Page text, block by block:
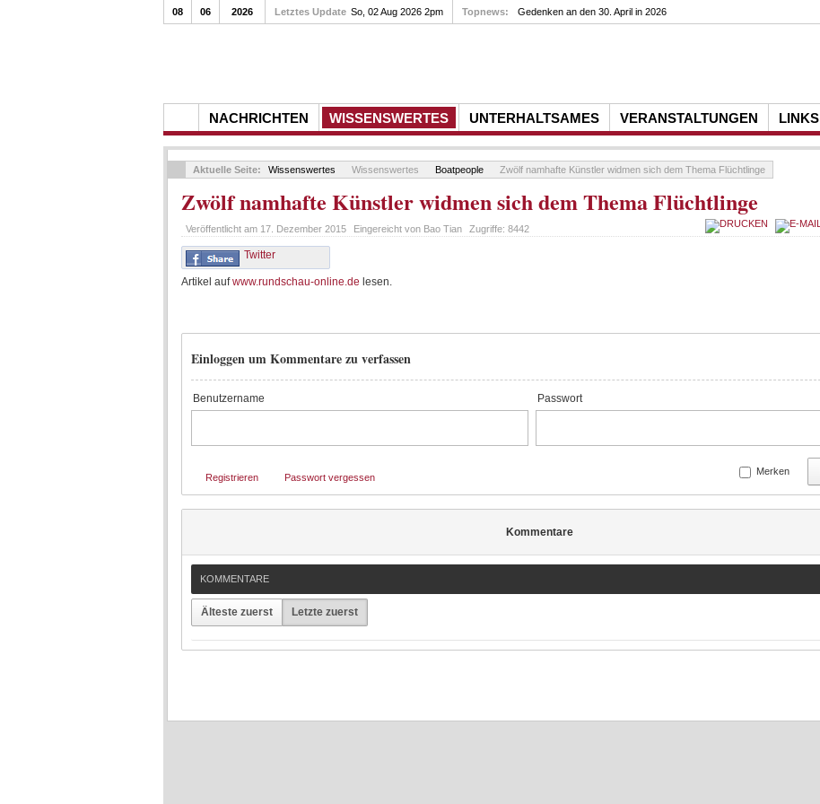
NACHRICHTEN WISSENSWERTES UNTERHALTSAMES VERANSTALTUNGEN LINKS
08 06 2026 Letztes Update So, 02 Aug 2026 2pm Topnews: Gedenken an den 30. April in 2026
Aktuelle Seite: Wissenswertes Wissenswertes Boatpeople Zwölf namhafte Künstler widmen sich dem Thema Flüchtlinge
Zwölf namhafte Künstler widmen sich dem Thema Flüchtlinge
Veröffentlicht am 17. Dezember 2015 Eingereicht von Bao Tian Zugriffe: 8442
Twitter
Artikel aufwww.rundschau-online.de lesen.
Einloggen um Kommentare zu verfassen
Benutzername Passwort
Merken
Registrieren Passwort vergessen
Kommentare
KOMMENTARE
Älteste zuerst Letzte zuerst